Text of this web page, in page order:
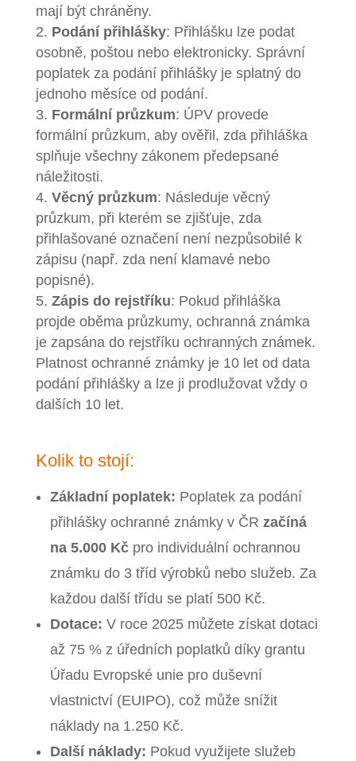
mají být chráněny.
Podání přihlášky: Přihlášku lze podat
osobně, poštou nebo elektronicky. Správní
poplatek za podání přihlášky je splatný do
jednoho měsíce od podání.
Formální průzkum: ÚPV provede
formální průzkum, aby ověřil, zda přihláška
splňuje všechny zákonem předepsané
náležitosti.
Věcný průzkum: Následuje věcný
průzkum, při kterém se zjišťuje, zda
přihlašované označení není nezpůsobilé k
zápisu (např. zda není klamavé nebo
popisné).
Zápis do rejstříku: Pokud přihláška
projde oběma průzkumy, ochranná známka
je zapsána do rejstříku ochranných známek.
Platnost ochranné známky je 10 let od data
podání přihlášky a lze ji prodlužovat vždy o
dalších 10 let.
Kolik to stojí:
Základní poplatek: Poplatek za podání
přihlášky ochranné známky v ČR začíná
na 5.000 Kčpro individuální ochrannou
známku do 3 tříd výrobků nebo služeb. Za
každou další třídu se platí 500 Kč.
Dotace: V roce 2025 můžete získat dotaci
až 75 % z úředních poplatků díky grantu
Úřadu Evropské unie pro duševní
vlastnictví (EUIPO), což může snížit
náklady na 1.250 Kč.
Další náklady: Pokud využijete služeb